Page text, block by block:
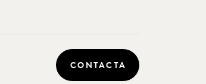
CONTACTA